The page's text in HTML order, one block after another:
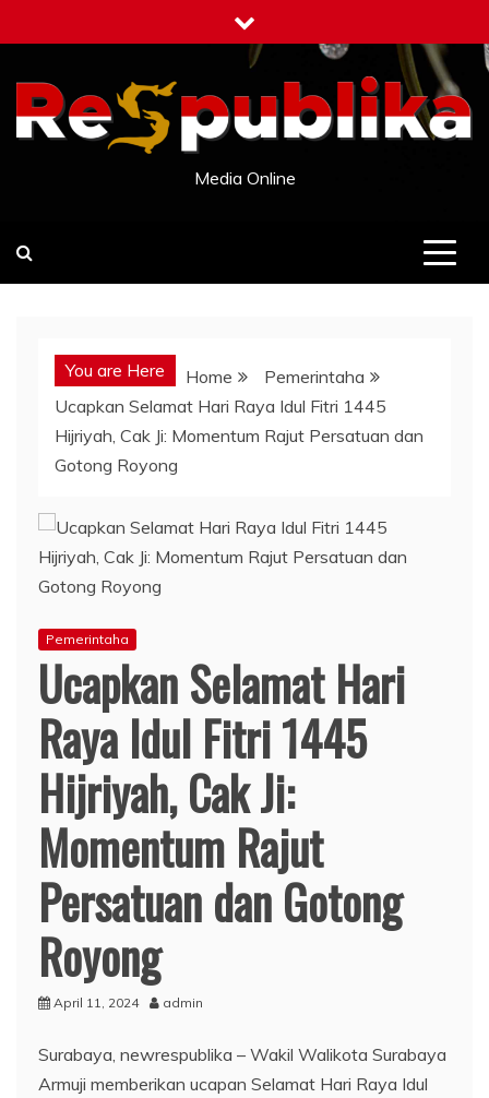
to
Media Online
You are Here Home
Pemerintaha
Ucapkan Selamat Hari Raya Idul Fitri 1445
Hijriyah, Cak Ji: Momentum Rajut Persatuan dan
Gotong Royong
Pemerintaha
Ucapkan Selamat Hari
Raya Idul Fitri 1445
Hijriyah, Cak Ji:
Momentum Rajut
Persatuan dan Gotong
Royong
April 11, 2024 admin
Surabaya, newrespublika – Wakil Walikota Surabaya
Armuji memberikan ucapan Selamat Hari Raya Idul